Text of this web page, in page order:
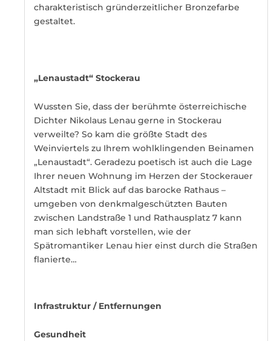
charakteristisch gründerzeitlicher Bronzefarbe
gestaltet.
„Lenaustadt“ Stockerau
Wussten Sie, dass der berühmte österreichische
Dichter Nikolaus Lenau gerne in Stockerau
verweilte? So kam die größte Stadt des
Weinviertels zu Ihrem wohlklingenden Beinamen
„Lenaustadt“. Geradezu poetisch ist auch die Lage
Ihrer neuen Wohnung im Herzen der Stockerauer
Altstadt mit Blick auf das barocke Rathaus –
umgeben von denkmalgeschützten Bauten
zwischen Landstraße 1 und Rathausplatz 7 kann
man sich lebhaft vorstellen, wie der
Spätromantiker Lenau hier einst durch die Straßen
flanierte…
Infrastruktur / Entfernungen
Gesundheit